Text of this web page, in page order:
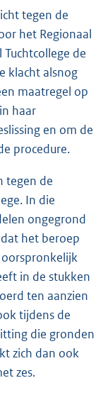
tegen de
het Regionaal
de
klacht alsnog
maatregel op
haar
en om de
procedure.
tegen de
In die
ongegrond
het beroep
oorspronkelijk
in de stukken
ten aanzien
tijdens de
die gronden
zich dan ook
zes.